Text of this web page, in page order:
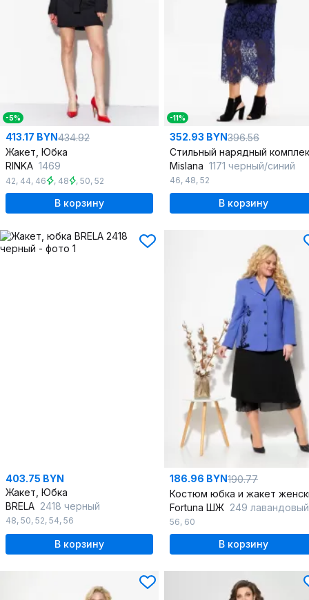
-5%
413.17 BYN434.92
Жакет, Юбка
RINKA 1469
42, 44, 46 , 48 , 50, 52
В корзину
-11%
352.93 BYN396.56
Mislana 1171 черный/синий
46, 48, 52
В корзину
403.75 BYN
Жакет, Юбка
BRELA 2418 черный
48, 50, 52, 54, 56
В корзину
186.96 BYN190.77
Fortuna ШЖ 249 лавандовый
56, 60
В корзину